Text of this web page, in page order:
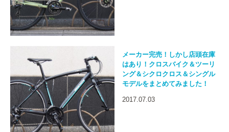
メーカー完売！しかし店頭在庫
はあり！クロスバイク＆ツーリ
ング＆シクロクロス＆シングル
モデルをまとめてみました！
2017.07.03